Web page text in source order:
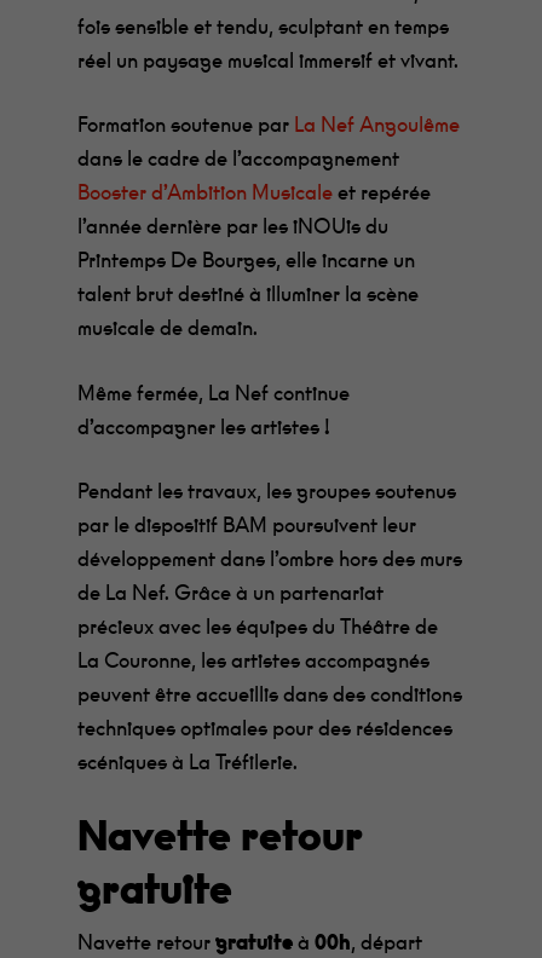
fois sensible et tendu, sculptant en temps
réel un paysage musical immersif et vivant.
Formation soutenue par La Nef Angoulême
dans le cadre de l’accompagnement
Booster d’Ambition Musicale et repérée
l’année dernière par les iNOUis du
Printemps De Bourges, elle incarne un
talent brut destiné à illuminer la scène
musicale de demain.
Même fermée, La Nef continue
d’accompagner les artistes !
Pendant les travaux, les groupes soutenus
par le dispositif BAM poursuivent leur
développement dans l’ombre hors des murs
de La Nef. Grâce à un partenariat
précieux avec les équipes du Théâtre de
La Couronne, les artistes accompagnés
peuvent être accueillis dans des conditions
techniques optimales pour des résidences
scéniques à La Tréfilerie.
Navette retour
gratuite
Navette retourgratuite à00h, départ